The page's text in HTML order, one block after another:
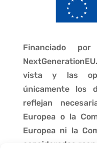
Financiado
vista y las
únicamente los
reflejan
Europea o la
Europea ni la
consideradas